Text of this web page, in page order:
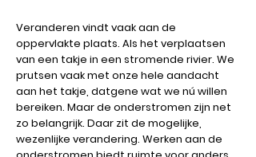
Veranderen vindt vaak aan de
oppervlakte plaats. Als het verplaatsen
van een takje in een stromende rivier. We
prutsen vaak met onze hele aandacht
aan het takje, datgene wat we nú willen
bereiken. Maar de onderstromen zijn net
zo belangrijk. Daar zit de mogelijke,
wezenlijke verandering. Werken aan de